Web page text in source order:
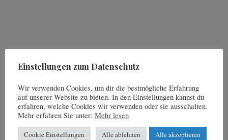
TWITTER
PINTEREST
Einstellungen zum Datenschutz
Wir verwenden Cookies, um dir die bestmögliche Erfahrung
auf unserer Website zu bieten. In den Einstellungen kannst du
erfahren, welche Cookies wir verwenden oder sie ausschalten.
Mehr erfahren Sie unter: Mehr lesen
Cookie Einstellungen Alle ablehnen Alle akzeptieren